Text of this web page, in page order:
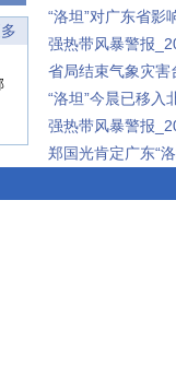
“洛坦”对广东省影
强热带风暴警报
省局结束气象灾害
“洛坦”今晨已移入
强热带风暴警报
郑国光肯定广东“